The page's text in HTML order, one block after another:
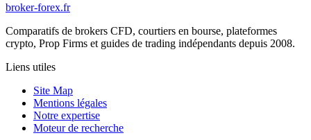
broker-forex.fr
Comparatifs de brokers CFD, courtiers en bourse, plateformes
crypto, Prop Firms et guides de trading indépendants depuis 2008.
Liens utiles
Site Map
Mentions légales
Notre expertise
Moteur de recherche